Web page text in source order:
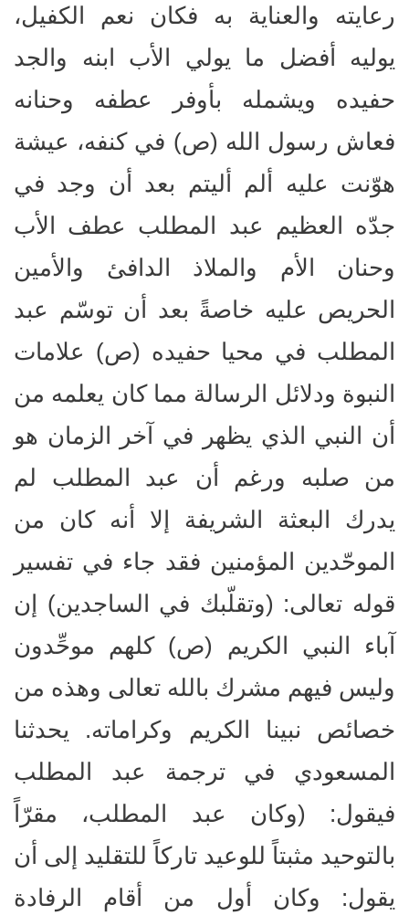
رعايته والعناية به فكان نعم الكفيل،
يوليه أفضل ما يولي الأب ابنه والجد
حفيده ويشمله بأوفر عطفه وحنانه
فعاش رسول الله (ص) في كنفه، عيشة
هوّنت عليه ألم أليتم بعد أن وجد في
جدّه العظيم عبد المطلب عطف الأب
وحنان الأم والملاذ الدافئ والأمين
الحريص عليه خاصةً بعد أن توسّم عبد
المطلب في محيا حفيده (ص) علامات
النبوة ودلائل الرسالة مما كان يعلمه من
أن النبي الذي يظهر في آخر الزمان هو
من صلبه ورغم أن عبد المطلب لم
يدرك البعثة الشريفة إلا أنه كان من
الموحّدين المؤمنين فقد جاء في تفسير
قوله تعالى: (وتقلّبك في الساجدين) إن
آباء النبي الكريم (ص) كلهم موحِّدون
وليس فيهم مشرك بالله تعالى وهذه من
خصائص نبينا الكريم وكراماته. يحدثنا
المسعودي في ترجمة عبد المطلب
فيقول: (وكان عبد المطلب، مقرّاً
بالتوحيد مثبتاً للوعيد تاركاً للتقليد إلى أن
يقول: وكان أول من أقام الرفادة